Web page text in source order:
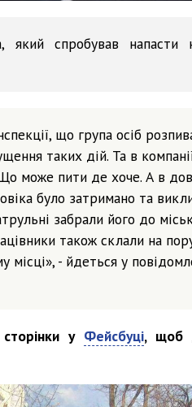
який спробував напасти
що група осіб
таких дій. Та в
може пити де хоче. А в
було затримано та
забрали його до
також склали на
- йдеться у
у Фейсбуці, щоб